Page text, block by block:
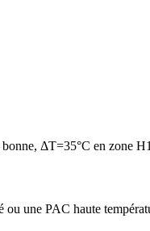
ΔT=35°C en zone
ou une PAC haute